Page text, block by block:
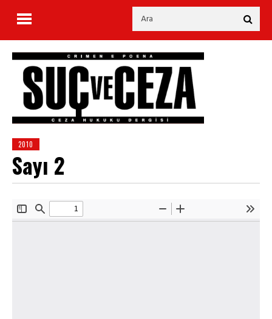
2010
Sayı 2